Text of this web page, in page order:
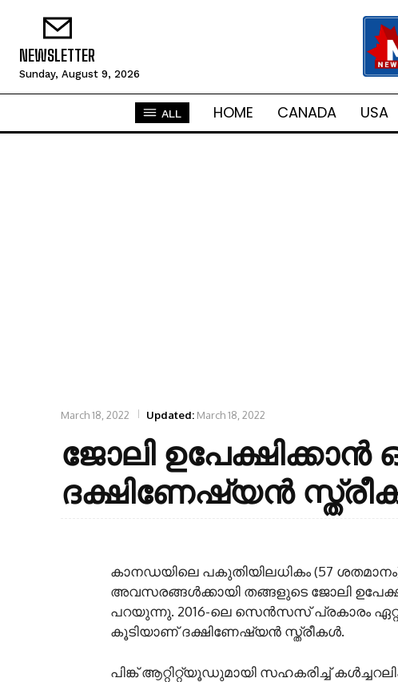
NEWSLETTER
Sunday, August 9, 2026
ALL HOME CANADA USA
March 18, 2022 Updated: March 18, 2022
ജോലി
ദക്ഷിണേഷ്യൻ
കാനഡയിലെ പകുതിയിലധികം (57
അവസരങ്ങൾക്കായി തങ്ങളുടെ ജോലി
പറയുന്നു. 2016-ലെ സെൻസസ് പ്രകാരം
കൂടിയാണ് ദക്ഷിണേഷ്യൻ സ്ത്രീകൾ.
പിങ്ക് ആറ്റിറ്റ്യൂഡുമായി സഹകരിച്ച്